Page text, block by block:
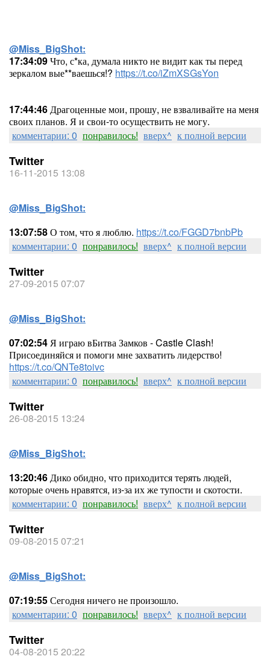
@Miss_BigShot:
17:34:09Что, с*ка, думала никто не видит как ты перед
зеркалом вые**ваешься!? https://t.co/iZmXSGsYon
17:44:46Драгоценные мои, прошу, не взваливайте на меня
своих планов. Я и свои-то осуществить не могу.
комментарии: 0 понравилось! вверх^ к полной версии
Twitter
16-11-2015 13:08
@Miss_BigShot:
13:07:58О том, что я люблю. https://t.co/FGGD7bnbPb
комментарии: 0 понравилось! вверх^ к полной версии
Twitter
27-09-2015 07:07
@Miss_BigShot:
07:02:54Я играю вБитва Замков - Castle Clash!
Присоединяйся и помоги мне захватить лидерство!
https://t.co/QNTe8toivc
комментарии: 0 понравилось! вверх^ к полной версии
Twitter
26-08-2015 13:24
@Miss_BigShot:
13:20:46Дико обидно, что приходится терять людей,
которые очень нравятся, из-за их же тупости и скотости.
комментарии: 0 понравилось! вверх^ к полной версии
Twitter
09-08-2015 07:21
@Miss_BigShot:
07:19:55Сегодня ничего не произошло.
комментарии: 0 понравилось! вверх^ к полной версии
Twitter
04-08-2015 20:22